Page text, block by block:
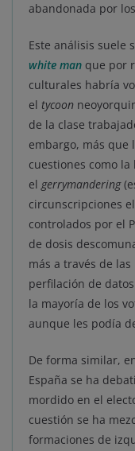
abandonada por
Este análisis suele
white man que por
culturales habría
el tycoon
de la clase
embargo, más que
cuestiones como
el gerrymandering
circunscripciones
controlados por el
de dosis
más a través de
perfilación de
la mayoría de los
aunque les podía
De forma similar,
España se ha
mordido en el
cuestión se ha
formaciones de